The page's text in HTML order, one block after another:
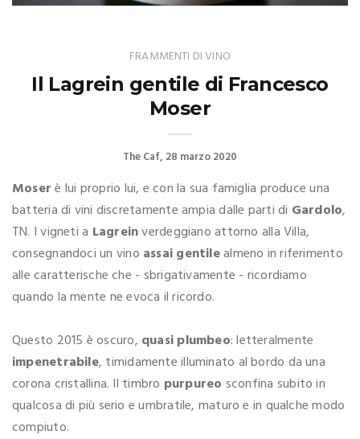
FRAMMENTI DI VINO
Il Lagrein gentile di Francesco
Moser
The Caf 28 marzo 2020
Moserè lui proprio lui, e con la sua famiglia produce una
batteria di vini discretamente ampia dalle parti di Gardolo,
TN. I vigneti a Lagreinverdeggiano attorno alla Villa,
consegnandoci un vino assai gentilealmeno in riferimento
alle caratterische che - sbrigativamente - ricordiamo
quando la mente ne evoca il ricordo.
Questo 2015 è oscuro, quasi plumbeo: letteralmente
impenetrabile, timidamente illuminato al bordo da una
corona cristallina. Il timbro purpureo sconfina subito in
qualcosa di più serio e umbratile, maturo e in qualche modo
compiuto.